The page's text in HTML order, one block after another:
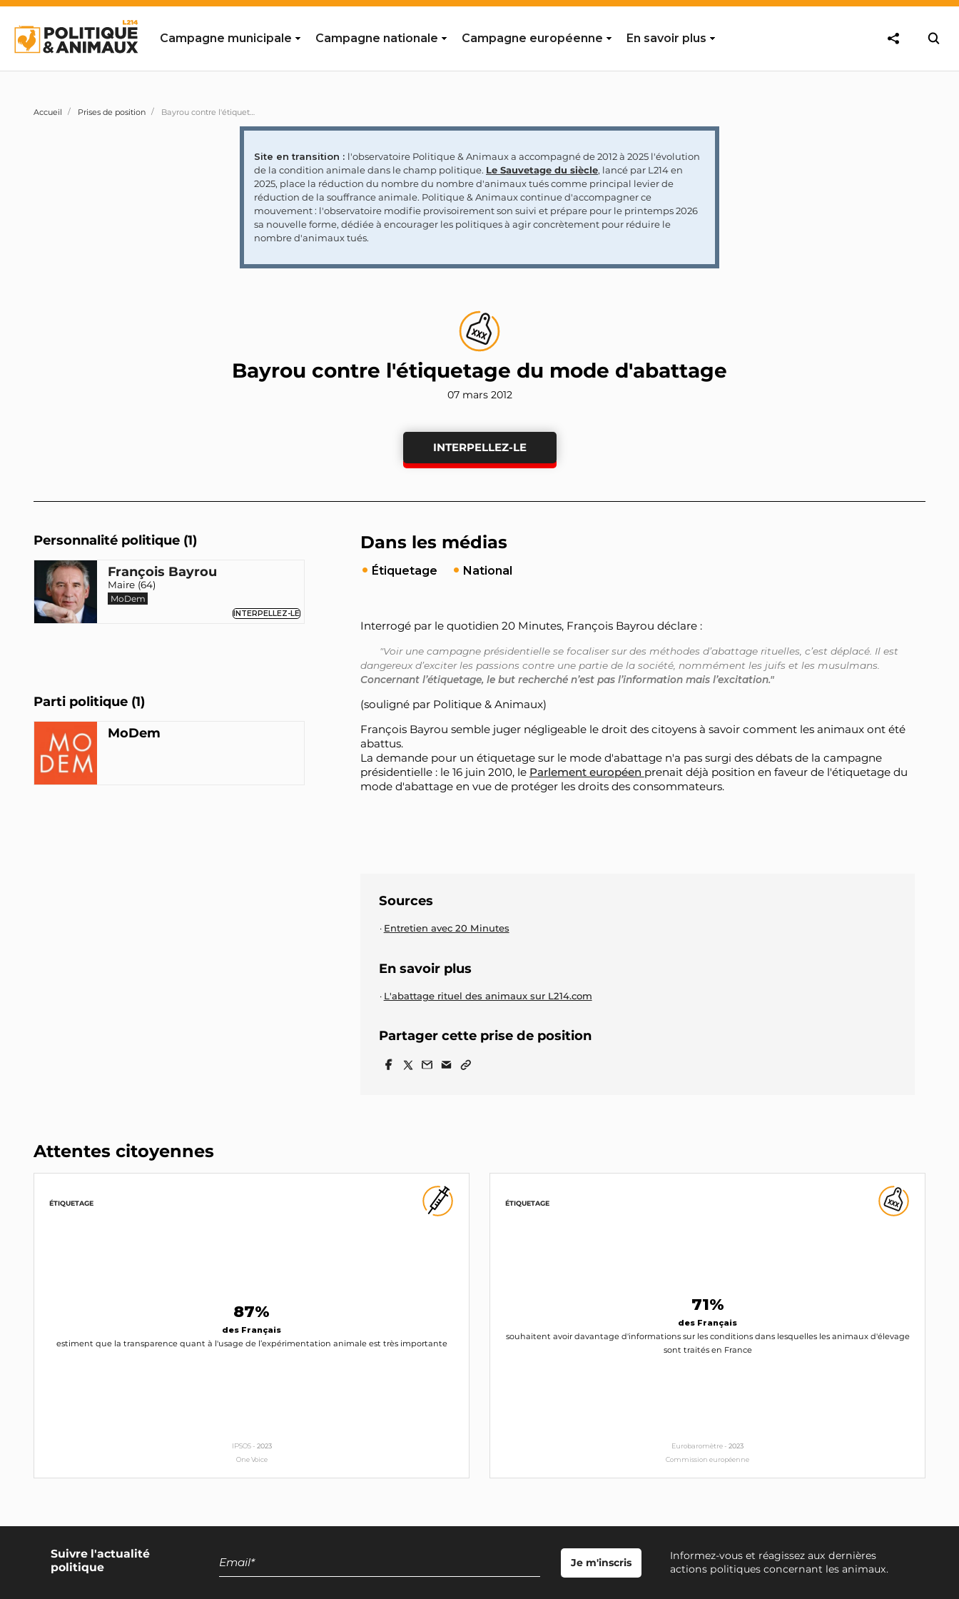
Campagne municipale Campagne nationale Campagne européenne En savoir plus
Accueil Prises de position Bayrou contre l'étiquetage du mode d'abattage
Site en transition : l'observatoire Politique & Animaux a accompagné de 2012 à 2025 l'évolution
de la condition animale dans le champ politique. Le Sauvetage du siècle, lancé par L214 en
2025, place la réduction du nombre du nombre d'animaux tués comme principal levier de
réduction de la souffrance animale. Politique & Animaux continue d'accompagner ce
mouvement : l'observatoire modifie provisoirement son suivi et prépare pour le printemps 2026
sa nouvelle forme, dédiée à encourager les politiques à agir concrètement pour réduire le
nombre d'animaux tués.
Bayrou contre l'étiquetage du mode d'abattage
07 mars 2012
INTERPELLEZ-LE
Personnalité politique (1)
François Bayrou
Maire (64)
MoDem
INTERPELLEZ-LE
Parti politique (1)
MoDem
Dans les médias
Étiquetage National
Interrogé par le quotidien 20 Minutes, François Bayrou déclare :
"Voir une campagne présidentielle se focaliser sur des méthodes d’abattage rituelles, c’est déplacé. Il est
dangereux d’exciter les passions contre une partie de la société, nommément les juifs et les musulmans.
Concernant l’étiquetage, le but recherché n’est pas l’information mais l’excitation."
(souligné par Politique & Animaux)
François Bayrou semble juger négligeable le droit des citoyens à savoir comment les animaux ont été
abattus.
La demande pour un étiquetage sur le mode d'abattage n'a pas surgi des débats de la campagne
présidentielle : le 16 juin 2010, le Parlement européen prenait déjà position en faveur de l'étiquetage du
mode d'abattage en vue de protéger les droits des consommateurs.
Sources
Entretien avec 20 Minutes
En savoir plus
L'abattage rituel des animaux sur L214.com
Partager cette prise de position
Attentes citoyennes
ÉTIQUETAGE
87%
des Français
estiment que la transparence quant à l'usage de l’expérimentation animale est très importante
IPSOS - 2023
One Voice
ÉTIQUETAGE
71%
des Français
souhaitent avoir davantage d'informations sur les conditions dans lesquelles les animaux d'élevage
sont traités en France
Eurobaromètre - 2023
Commission européenne
Suivre l'actualité
politique
Informez-vous et réagissez aux dernières
actions politiques concernant les animaux.